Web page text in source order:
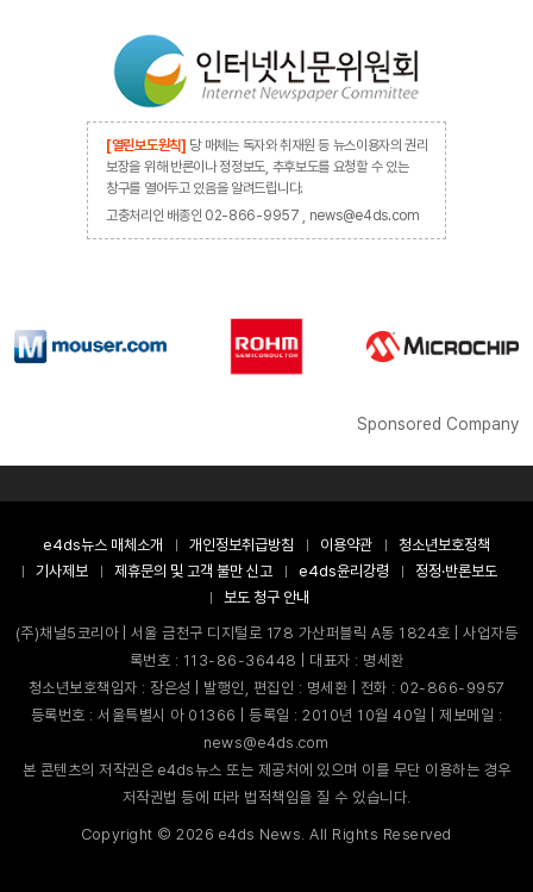
[열린보도원칙] 당 매체는 독자와 취재원 등 뉴스이용자의 권리
보장을 위해 반론이나 정정보도, 추후보도를 요청할 수 있는
창구를 열어두고 있음을 알려드립니다.
고충처리인 배종인 02-866-9957 , news@e4ds.com
Sponsored Company
e4ds뉴스 매체소개 개인정보취급방침 이용약관
청소년보호정책
기사제보
제휴문의 및 고객 불만 신고 e4ds윤리강령
정정·반론보도
보도 청구 안내
(주)채널5코리아 | 서울 금천구 디지털로 178 가산퍼블릭 A동 1824호 | 사업자등
록번호 : 113-86-36448 | 대표자 : 명세환
청소년보호책임자 : 장은성 | 발행인, 편집인 : 명세환 | 전화 : 02-866-9957
등록번호 : 서울특별시 아 01366 | 등록일 : 2010년 10월 40일 | 제보메일 :
news@e4ds.com
본 콘텐츠의 저작권은 e4ds뉴스 또는 제공처에 있으며 이를 무단 이용하는 경우
저작권법 등에 따라 법적책임을 질 수 있습니다.
Copyright ©2026 e4ds News. All Rights Reserved